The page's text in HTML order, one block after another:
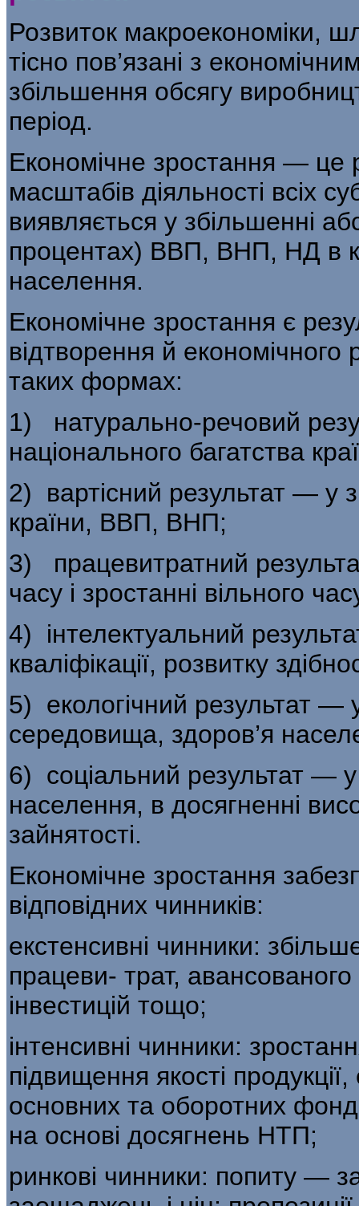
Розвиток макроекономіки,
тісно пов’язані з
збільшення обсягу
період.
Економічне зростання — це
масштабів діяльності всіх
виявляється у збільшен­ні
процентах) ВВП, ВНП, НД в
населення.
Економічне зростання є
відтво­рення й економічного
таких формах:
1) натурально-речовий
національного багатства
2) вартісний результат — у
країни, ВВП, ВНП;
3) працевитратний
часу і зростанні вільного
4) інтелектуальний
квалі­фікації, розвитку
5) екологічний результат —
середови­ща, здоров’я
6) соціальний результат — у
населен­ня, в досягненні
зайнятості.
Економічне зростання
відповідних чинників:
екстенсивні чинники:
працеви- трат,
інвестицій тощо;
інтенсивні чинники:
підвищення якості
основних та оборотних
на основі досягнень НТП;
ринкові чинники: попиту —